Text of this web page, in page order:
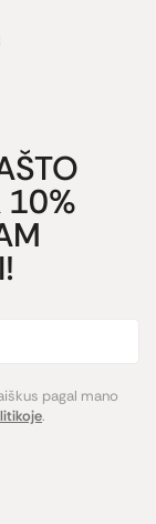
10%
pagal mano
.